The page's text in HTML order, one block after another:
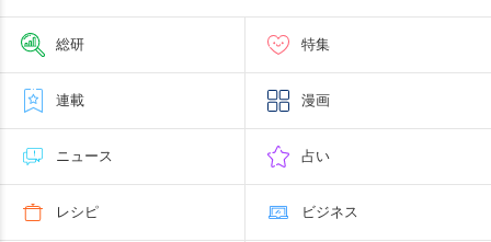
総研 特集
連載 漫画
ニュース 占い
レシピ ビジネス